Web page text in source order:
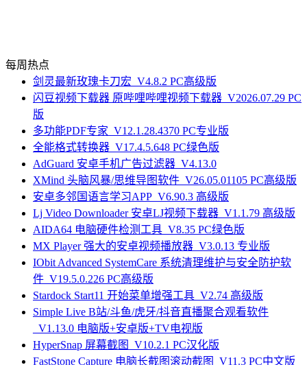
每周热点
剑灵最新玫瑰卡刀宏_V4.8.2 PC高级版
闪豆视频下载器 原哔哩哔哩视频下载器_V2026.07.29 PC
版
多功能PDF专家_V12.1.28.4370 PC专业版
全能格式转换器_V17.4.5.648 PC绿色版
AdGuard 安卓手机广告过滤器_V4.13.0
XMind 头脑风暴/思维导图软件_V26.05.01105 PC高级版
安卓多邻国语言学习APP_V6.90.3 高级版
Lj Video Downloader 安卓LJ视频下载器_V1.1.79 高级版
AIDA64 电脑硬件检测工具_V8.35 PC绿色版
MX Player 强大的安卓视频播放器_V3.0.13 专业版
IObit Advanced SystemCare 系统清理维护与安全防护软
件_V19.5.0.226 PC高级版
Stardock Start11 开始菜单增强工具_V2.74 高级版
Simple Live B站/斗鱼/虎牙/抖音直播聚合观看软件
_V1.13.0 电脑版+安卓版+TV电视版
HyperSnap 屏幕截图_V10.2.1 PC汉化版
FastStone Capture 电脑长截图滚动截图_V11.3 PC中文版